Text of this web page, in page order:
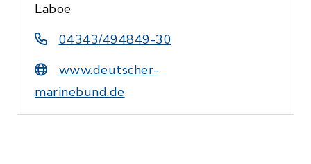
Laboe
04343/494849-30
www.deutscher-
marinebund.de